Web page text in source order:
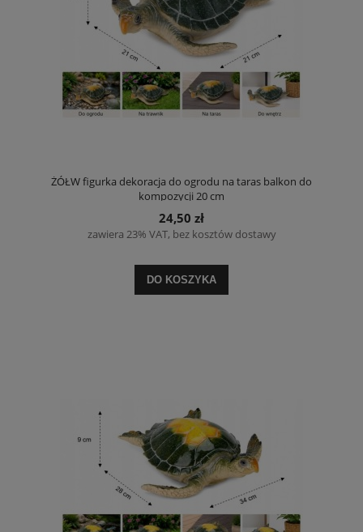
ŻÓŁW figurka dekoracja do ogrodu na taras balkon do
kompozycji 20 cm
24,50 zł
zawiera 23% VAT, bez kosztów dostawy
DO KOSZYKA